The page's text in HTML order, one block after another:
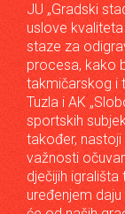
JU „Gradski
uslove
staze za
procesa, kako
takmičarskog i
Tuzla i AK
sportskih
također,
važnosti
dječijih
uređenjem